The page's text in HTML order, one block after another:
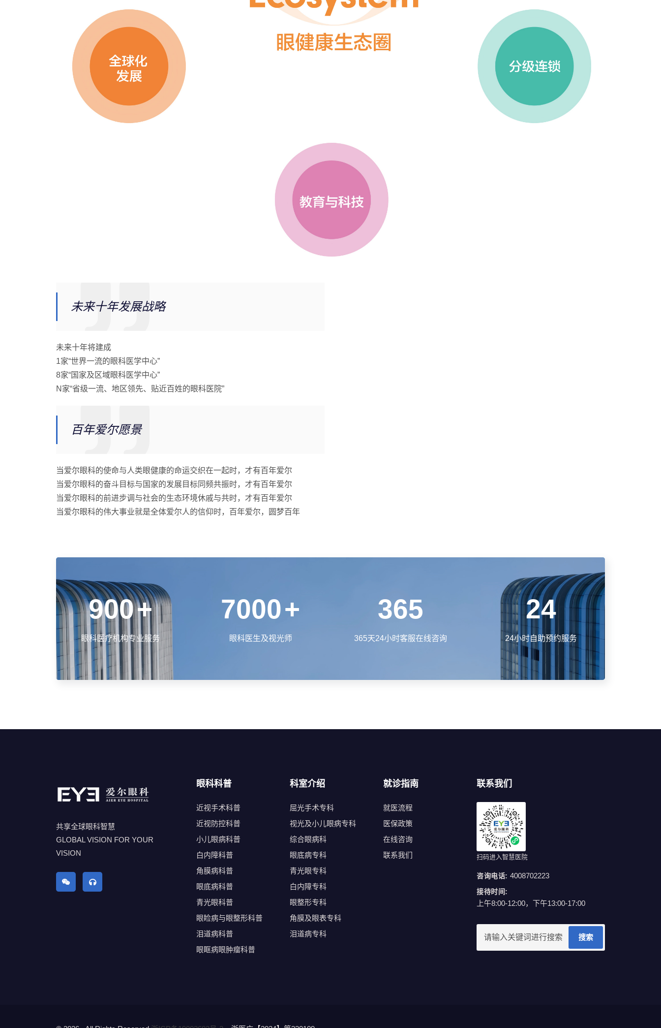
未来十年发展战略
未来十年将建成
1家“世界一流的眼科医学中心”
8家“国家及区域眼科医学中心”
N家“省级一流、地区领先、贴近百姓的眼科医院”
百年爱尔愿景
当爱尔眼科的使命与人类眼健康的命运交织在一起时，才有百年爱尔
当爱尔眼科的奋斗目标与国家的发展目标同频共振时，才有百年爱尔
当爱尔眼科的前进步调与社会的生态环境休戚与共时，才有百年爱尔
当爱尔眼科的伟大事业就是全体爱尔人的信仰时，百年爱尔，圆梦百年
900+
眼科医疗机构专业服务
7000+
眼科医生及视光师
365
365天24小时客服在线咨询
24
24小时自助预约服务
共享全球眼科智慧
GLOBAL VISION FOR YOUR
VISION
眼科科普
近视手术科普
近视防控科普
小儿眼病科普
白内障科普
角膜病科普
眼底病科普
青光眼科普
眼睑病与眼整形科普
泪道病科普
眼眶病眼肿瘤科普
科室介绍
屈光手术专科
视光及小儿眼病专科
综合眼病科
眼底病专科
青光眼专科
白内障专科
眼整形专科
角膜及眼表专科
泪道病专科
就诊指南
就医流程
医保政策
在线咨询
联系我们
联系我们
扫码进入智慧医院
咨询电话: 4008702223
接待时间:
上午8:00-12:00，下午13:00-17:00
搜索